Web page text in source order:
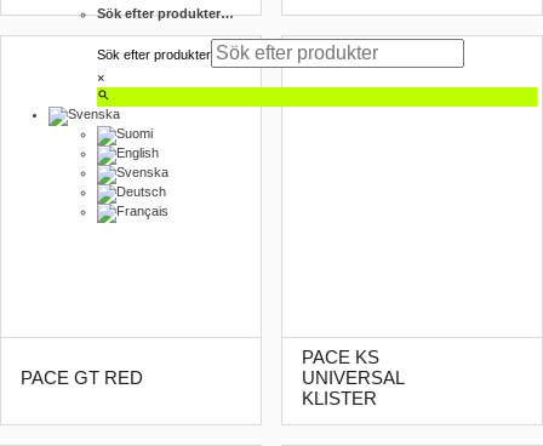
Sök efter produkter…
Sök efter produkter
×
PACE GT RED
PACE KS
UNIVERSAL
KLISTER